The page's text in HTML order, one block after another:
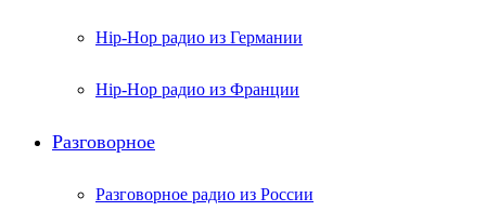
Hip-Hop радио из Германии
Hip-Hop радио из Франции
Разговорное
Разговорное радио из России